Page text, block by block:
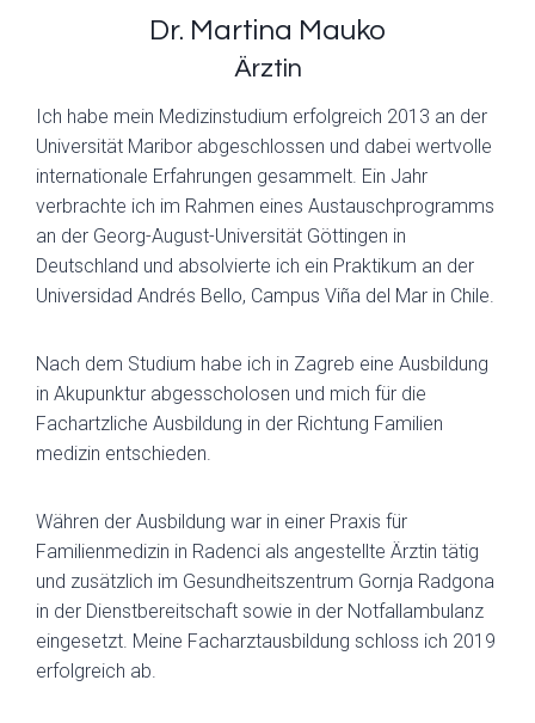
Dr. Martina Mauko
Ärztin
Ich habe mein Medizinstudium erfolgreich 2013 an der
Universität Maribor abgeschlossen und dabei wertvolle
internationale Erfahrungen gesammelt. Ein Jahr
verbrachte ich im Rahmen eines Austauschprogramms
an der Georg-August-Universität Göttingen in
Deutschland und absolvierte ich ein Praktikum an der
Universidad Andrés Bello, Campus Viña del Mar in Chile.
Nach dem Studium habe ich in Zagreb eine Ausbildung
in Akupunktur abgesscholosen und mich für die
Fachartzliche Ausbildung in der Richtung Familien
medizin entschieden.
Währen der Ausbildung war in einer Praxis für
Familienmedizin in Radenci als angestellte Ärztin tätig
und zusätzlich im Gesundheitszentrum Gornja Radgona
in der Dienstbereitschaft sowie in der Notfallambulanz
eingesetzt. Meine Facharztausbildung schloss ich 2019
erfolgreich ab.